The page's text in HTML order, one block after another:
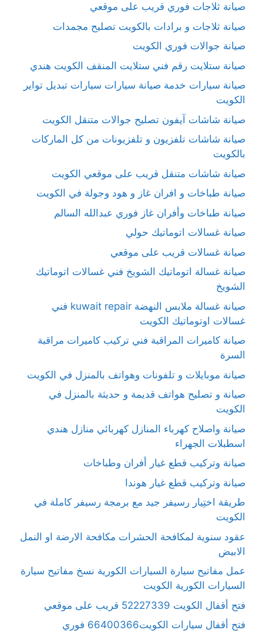
صيانة ثلاجات فوري قريب على موقعي
صيانة ثلاجات و برادات بالكويت تصليح مجمدات
صيانة جوالات فوري الكويت
صيانة ستلايت رقم فني ستلايت المنقف الكويت هندي
صيانة سيارات خدمة صيانة سيارات سيارات تبديل تواير
الكويت
صيانة شاشات آيفون تصليح جوالات متنقل الكويت
صيانة شاشات تلفزيون و تلفزيونات من كل الماركات
بالكويت
صيانة شاشات متنقل قريب على موقعي الكويت
صيانة طباخات و افران غاز و هود وجولة في الكويت
صيانة طباخات وأفران غاز فوري عبدالله السالم
صيانة غسالات اتوماتيك حولي
صيانة غسالات قريب على موقعي
صيانة غسالة اتوماتيك الشويخ فني غسالات اتوماتيك
الشويخ
صيانة غسالة ملابس النهضة kuwait repair فني
غسالات اوتوماتيك الكويت
صيانة كاميرات المراقبة فني تركيب كاميرات مراقبة
السرة
صيانة موبايلات و تلفونات وهواتف بالمنزل في الكويت
صيانة و تصليح هواتف قديمة و حديثة بالمنزل في
الكويت
صيانة واصلاح كهرباء المنازل كهربائي منازل هندي
اسطبلات الجهراء
صيانة وتركيب قطع غيار أفران وطباخات
صيانة وتركيب قطع غيار هوندا
طريقة اختِيار رسيفر جيد مع برمجة رسيفر كاملة في
الكويت
عقود سنوية لمكافحة الحشرات مكافحة الارضة او النمل
الابيض
عمل مفاتيح سيارة السيارات الكورية نسخ مفاتيح سيارة
السيارات الكورية الكويت
فتح أقفال الكويت 52227339 قريب على موقعي
فتح أقفال سيارات الكويت66400366 فوري